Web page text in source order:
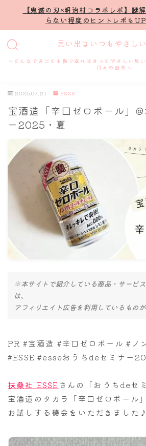
【鬼滅の刃×明治村コラボレポ】謎
らない程度のヒントレポも
思い出はいつもやさしい
～どんなできごとも振り返ればきっとやさしい
日々の戯言～
MENU
プロフィール
謎解き
ホテル滞在記
舞台・ライブ
ナナちゃん人形
2025.07.21 ESSE
宝酒造「辛口ゼロボール」
ー2025・夏
※本サイトで紹介している商品・サービ
は、
アフィリエイト広告を利用しているもの
PR #宝酒造 #辛口ゼロボール #ノ
#ESSE #esseおうちdeセミナー
扶桑社 ESSE さんの「おうちdeセ
宝酒造のタカラ「辛口ゼロボール
お試しする機会をいただきました♪